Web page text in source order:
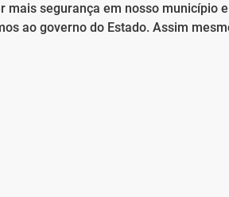
mais segurança em nosso município
ao governo do Estado. Assim